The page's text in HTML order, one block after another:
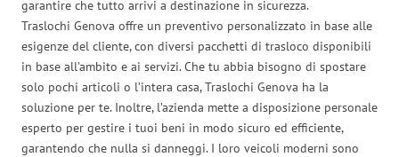
garantire che tutto arrivi a destinazione in sicurezza.
Traslochi Genova offre un preventivo personalizzato in base alle
esigenze del cliente, con diversi pacchetti di trasloco disponibili
in base all’ambito e ai servizi. Che tu abbia bisogno di spostare
solo pochi articoli o l’intera casa, Traslochi Genova ha la
soluzione per te. Inoltre, l’azienda mette a disposizione personale
esperto per gestire i tuoi beni in modo sicuro ed efficiente,
garantendo che nulla si danneggi. I loro veicoli moderni sono